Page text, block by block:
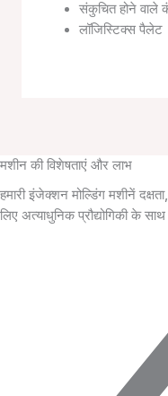
संकुचित होने वाले
लॉजिस्टिक्स पैलेट
मशीन की विशेषताएं और लाभ
हमारी इंजेक्शन मोल्डिंग मशीनें
लिए अत्याधुनिक प्रौद्योगिकी के